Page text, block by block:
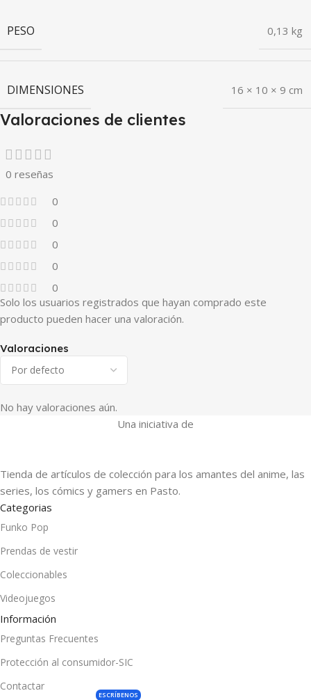
PESO 0,13 kg
DIMENSIONES 16 × 10 × 9 cm
Valoraciones de clientes
0 reseñas
0
0
0
0
0
Valoraciones
No hay valoraciones aún.
Solo los usuarios registrados que hayan comprado este
producto pueden hacer una valoración.
Una iniciativa de
Tienda de artículos de colección para los amantes del anime, las
series, los cómics y gamers en Pasto.
Categorias
Funko Pop
Prendas de vestir
Coleccionables
Videojuegos
Información
Preguntas Frecuentes
Protección al consumidor-SIC
Contactar
ESCRÍBENOS